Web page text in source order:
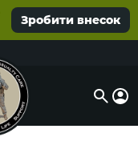
Зробити внесок